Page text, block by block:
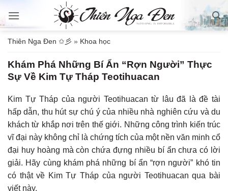
qua
dungThiên Nga Đen ✩彡 » Khoa học
Khám Phá Những Bí Ẩn “Rợn Người” Thực
Sự Về Kim Tự Tháp Teotihuacan
Kim Tự Tháp của người Teotihuacan từ lâu đã là đề tài
hấp dẫn, thu hút sự chú ý của nhiều nhà nghiên cứu và du
khách từ khắp nơi trên thế giới. Những công trình kiến trúc
vĩ đại này không chỉ là chứng tích của một nền văn minh cổ
đại huy hoàng mà còn chứa đựng nhiều bí ẩn chưa có lời
giải. Hãy cùng khám phá những bí ẩn “rợn người” khó tin
có thật về Kim Tự Tháp của người Teotihuacan qua bài
viết này.